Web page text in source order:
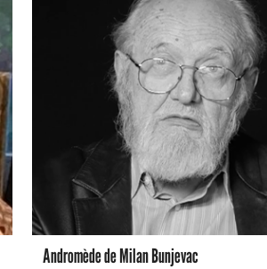
Andromède de Milan Bunjevac